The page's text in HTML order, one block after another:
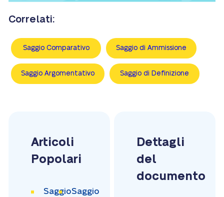
Correlati:
Saggio Comparativo Saggio di Ammissione
Saggio Argomentativo Saggio di Definizione
Articoli
Popolari
SaggioSaggio
Dettagli
del
documento